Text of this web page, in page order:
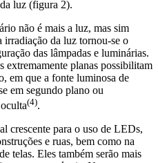
luz (figura 2).
não é mais a luz, mas sim
irradiação da luz tornou-se o
das lâmpadas e luminárias.
extremamente planas possibilitam
em que a fonte luminosa de
em segundo plano ou
(4).
crescente para o uso de LEDs,
e ruas, bem como na
telas. Eles também serão mais